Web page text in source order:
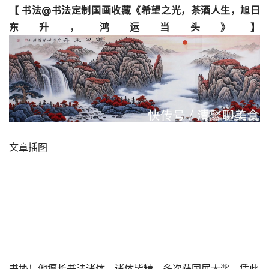
【 书法@书法定制国画收藏《希望之光，茶酒人生，旭日
东升，鸿运当头》】
文章插图